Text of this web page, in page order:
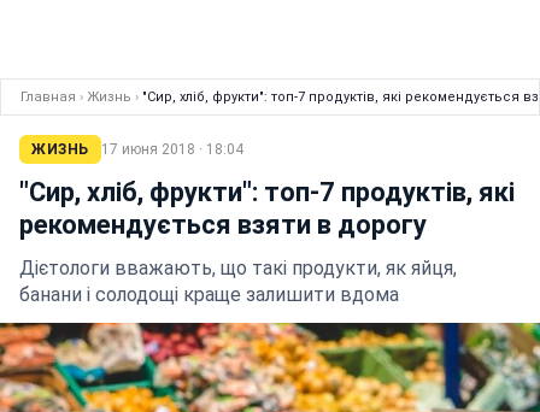
Главная › Жизнь › "Сир, хліб, фрукти": топ-7 продуктів, які рекомендується
ЖИЗНЬ 17 июня 2018 · 18:04
"Сир, хліб, фрукти": топ-7 продуктів, які
рекомендується взяти в дорогу
Дієтологи вважають, що такі продукти, як яйця,
банани і солодощі краще залишити вдома